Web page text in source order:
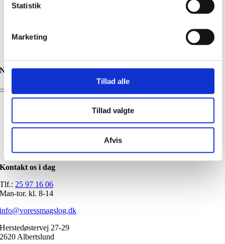
Statistik
Marketing
Tillad alle
Tillad valgte
Afvis
Navigation
Toggle
Navigation
Privatkunde: produkter
Handelsbetingelser
Kontakt
Kontakt os i dag
Tlf.: 25 97 16 06
Man-tor. kl. 8-14
info@voressmagslog.dk
Herstedøstervej 27-29
2620 Albertslund